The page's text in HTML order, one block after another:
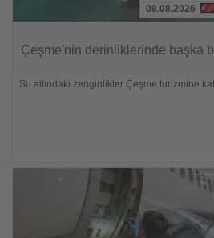
die
08.08.2026
Çeşme'nin derinliklerinde başka
Su altındaki zenginlikler Çeşme turizmine